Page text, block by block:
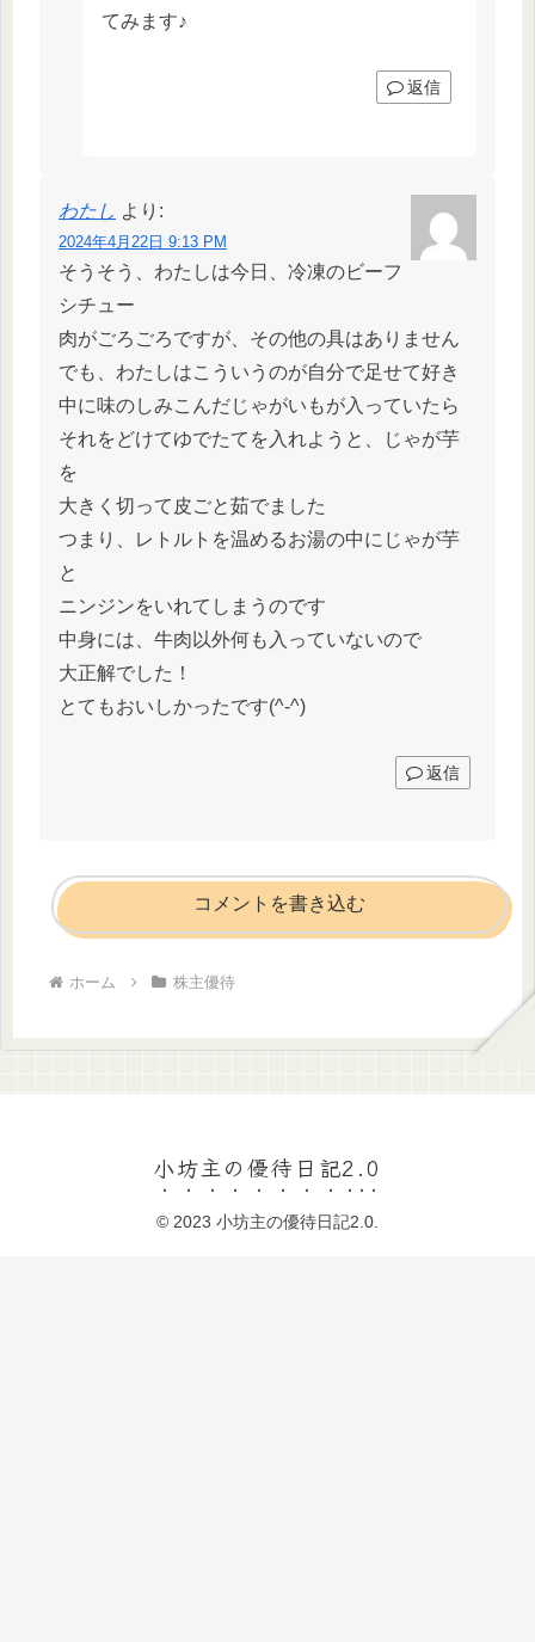
てみます♪
返信
わたし より:
2024年4月22日 9:13 PM
そうそう、わたしは今日、冷凍のビーフ
シチュー
肉がごろごろですが、その他の具はありません
でも、わたしはこういうのが自分で足せて好き
中に味のしみこんだじゃがいもが入っていたら
それをどけてゆでたてを入れようと、じゃが芋
を
大きく切って皮ごと茹でました
つまり、レトルトを温めるお湯の中にじゃが芋
と
ニンジンをいれてしまうのです
中身には、牛肉以外何も入っていないので
大正解でした！
とてもおいしかったです(^-^)
返信
コメントを書き込む
ホーム 株主優待
小坊主の優待日記2.0
© 2023 小坊主の優待日記2.0.